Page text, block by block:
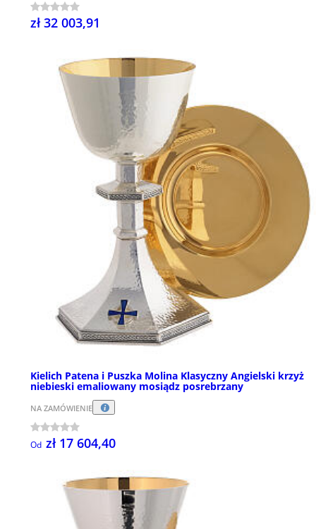
zł 32 003,91
Kielich Patena i Puszka Molina Klasyczny Angielski krzyż
niebieski emaliowany mosiądz posrebrzany
NA ZAMÓWIENIE
Od zł 17 604,40